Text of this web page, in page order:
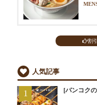
割
人気記事
1 [バンコク